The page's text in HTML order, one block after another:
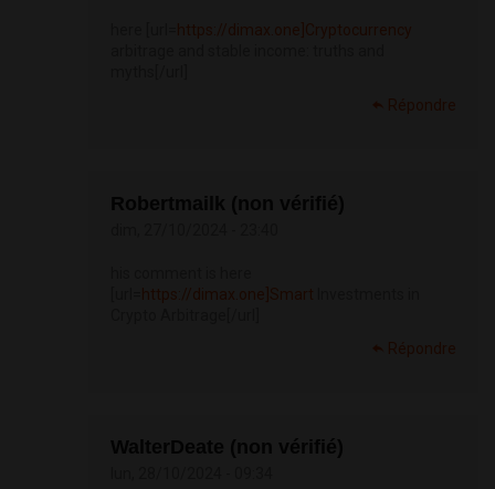
https://dimax.one]Cryptocurrency
Répondre
https://dimax.one]Smart
Répondre